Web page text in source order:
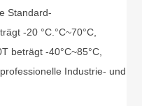
Standard-
-20 °C.°C~70°C,
beträgt -40°C~85°C,
Industrie- und